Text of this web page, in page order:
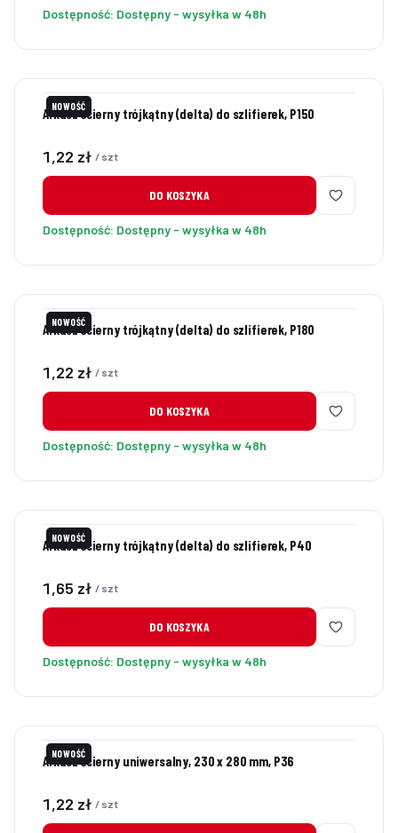
Dostępność: Dostępny - wysyłka w 48h
NOWOŚĆ
Arkusz ścierny trójkątny (delta) do szlifierek, P150
Cena
1,22 zł / szt
DO KOSZYKA
Dostępność: Dostępny - wysyłka w 48h
NOWOŚĆ
Arkusz ścierny trójkątny (delta) do szlifierek, P180
Cena
1,22 zł / szt
DO KOSZYKA
Dostępność: Dostępny - wysyłka w 48h
NOWOŚĆ
Arkusz ścierny trójkątny (delta) do szlifierek, P40
Cena
1,65 zł / szt
DO KOSZYKA
Dostępność: Dostępny - wysyłka w 48h
NOWOŚĆ
Arkusz ścierny uniwersalny, 230 x 280 mm, P36
Cena
1,22 zł / szt